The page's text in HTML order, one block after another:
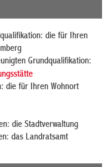
die für Ihren
Grundqualifikation:
die für Ihren Wohnort
die Stadtverwaltung
das Landratsamt